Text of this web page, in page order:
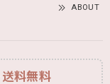
ABOUT
送料無料